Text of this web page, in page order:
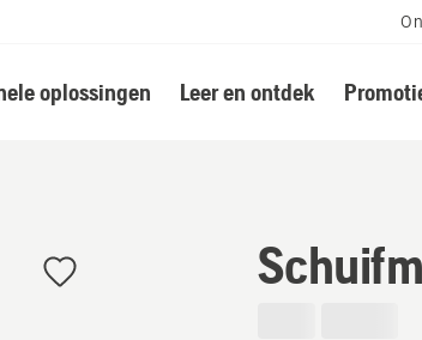
oplossingen Leer en ontdek